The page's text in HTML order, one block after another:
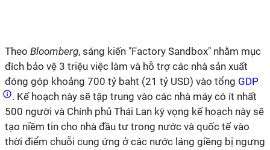
Theo Bloomberg, sáng kiến "Factory Sandbox" nhằm mục
đích bảo vệ 3 triệu việc làm và hỗ trợ các nhà sản xuất
đóng góp khoảng 700 tỷ baht (21 tỷ USD) vào tổng GDP
. Kế hoạch này sẽ tập trung vào các nhà máy có ít nhất
500 người và Chính phủ Thái Lan kỳ vọng kế hoạch này sẽ
tạo niềm tin cho nhà đầu tư trong nước và quốc tế vào
thời điểm chuỗi cung ứng ở các nước láng giềng bị ngưng